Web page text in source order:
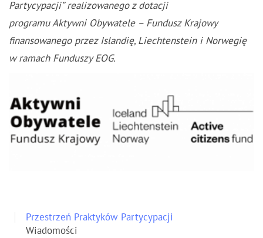
Partycypacji” realizowanego z dotacji
programuAktywni Obywatele– Fundusz Krajowy
finansowanego przez Islandię, Liechtenstein i Norwegię
w ramach Funduszy EOG.
Przestrzeń Praktyków Partycypacji
Wiadomości